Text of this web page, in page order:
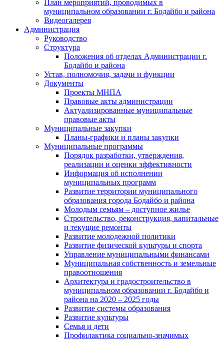
План мероприятий, проводимых в
муниципальном образовании г. Бодайбо и района
Видеогалерея
Администрация
Руководство
Структура
Положения об отделах Администрации г.
Бодайбо и района
Устав, полномочия, задачи и функции
Документы
Проекты МНПА
Правовые акты администрации
Актуализированные муниципальные
правовые акты
Муниципальные закупки
Планы-графики и планы закупки
Муниципальные программы
Порядок разработки, утверждения,
реализации и оценки эффективности
Информация об исполнении
муниципальных программ
Развитие территории муниципального
образования города Бодайбо и района
Молодым семьям – доступное жилье
Строительство, реконструкция, капитальные
и текущие ремонты
Развитие молодежной политики
Развитие физической культуры и спорта
Управление муниципальными финансами
Муниципальная собственность и земельные
правоотношения
Архитектура и градостроительство в
муниципальном образовании г. Бодайбо и
района на 2020 – 2025 годы
Развитие системы образования
Развитие культуры
Семья и дети
Профилактика социально-значимых